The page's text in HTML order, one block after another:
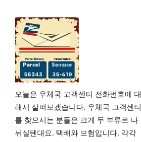
오늘은 우체국 고객센터 전화번호에 대
해서 살펴보겠습니다. 우체국 고객센터
를 찾으시는 분들은 크게 두 부류로 나
뉘실텐대요. 택배와 보험입니다. 각각